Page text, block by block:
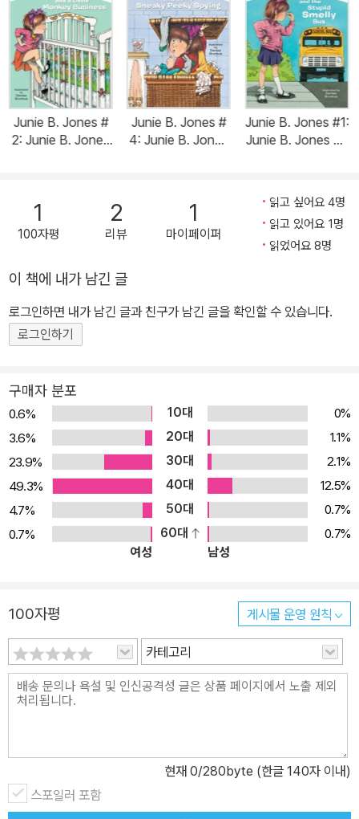
Junie B. Jones #
2: Junie B. Jones
Junie B. Jones #
4: Junie B. Jones
Junie B. Jones #1:
Junie B. Jones an
k)
1
100자평
2
리뷰
1
마이페이퍼
읽고 싶어요 4명
읽고 있어요 1명
읽었어요 8명
이 책에 내가 남긴 글
로그인하면 내가 남긴 글과 친구가 남긴 글을 확인할 수 있습니다.
로그인하기
구매자 분포
0.6% 10대
0%
3.6%
20대
1.1%
23.9%
30대
2.1%
49.3%
40대
12.5%
4.7%
50대
0.7%
0.7%
60대
0.7%
여성
남성
100자평 게시물 운영 원칙
카테고리
현재 0/280byte (한글 140자 이내)
스포일러 포함